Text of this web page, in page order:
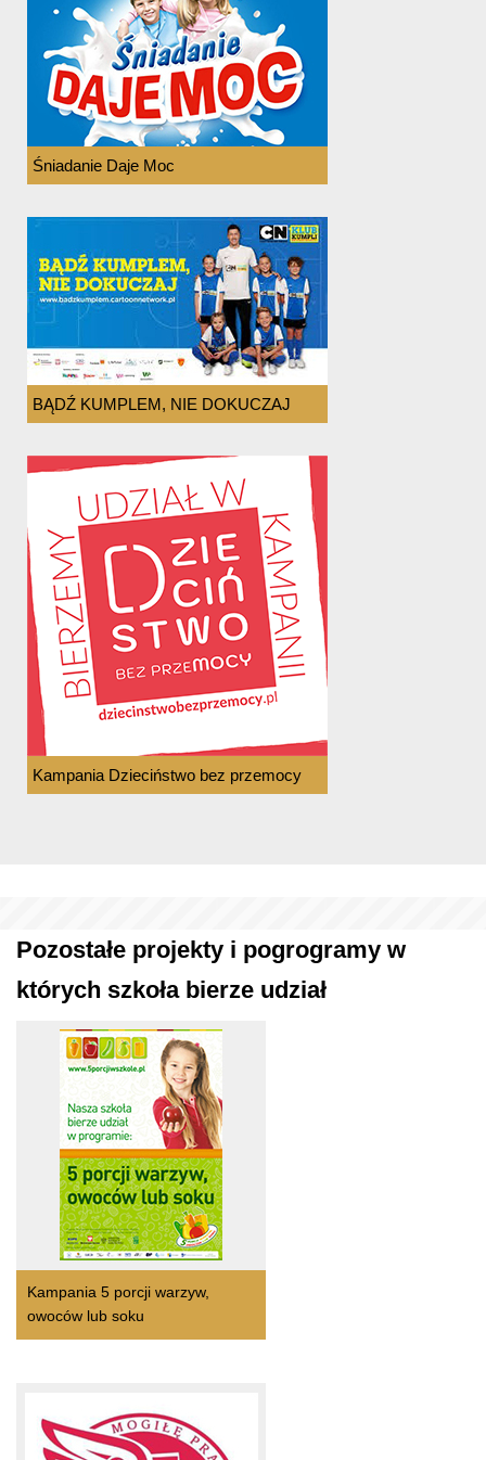
Śniadanie Daje Moc
BĄDŹ KUMPLEM, NIE DOKUCZAJ
Kampania Dzieciństwo bez przemocy
Pozostałe projekty i pogrogramy w
których szkoła bierze udział
Kampania 5 porcji warzyw,
owoców lub soku